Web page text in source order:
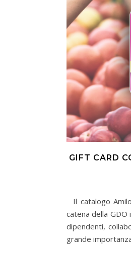
GIFT CARD
Il catalogo
catena della
dipendenti,
grande